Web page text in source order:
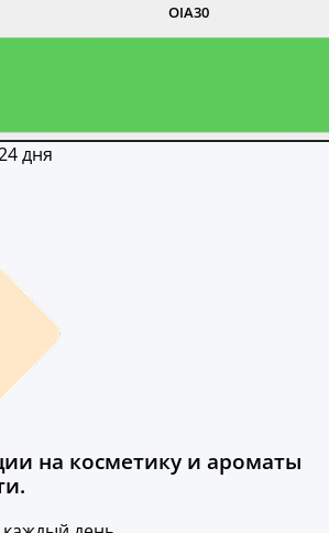
OIA30
дня
на косметику и ароматы